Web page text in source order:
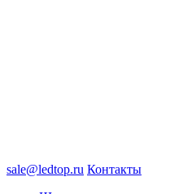
sale@ledtop.ru Контакты